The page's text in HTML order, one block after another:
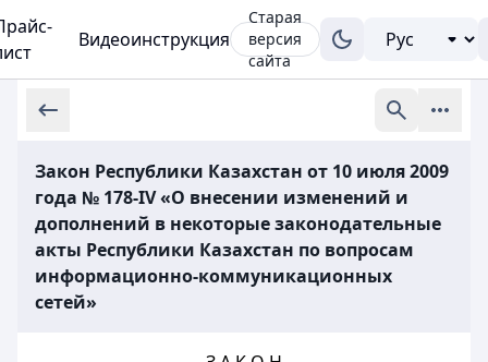
Видеоинструкция
Старая
версия
сайта
Закон Республики Казахстан от 10 июля 2009
года № 178-IV «О внесении изменений и
дополнений в некоторые законодательные
акты Республики Казахстан по вопросам
информационно-коммуникационных
сетей»